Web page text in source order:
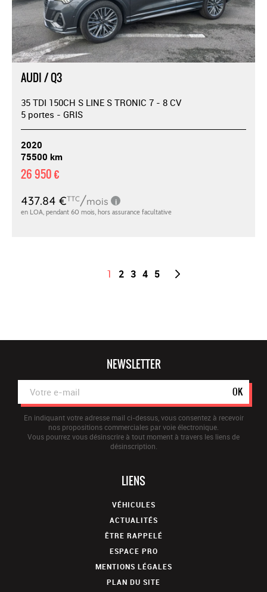
AUDI / Q3
35 TDI 150CH S LINE S TRONIC 7 - 8 CV
5 portes - GRIS
2020
75500 km
26 950 €
1 2 3 4 5
NEWSLETTER
OK
En indiquant votre adresse mail ci-dessus, vous consentez à recevoir
nos propositions commerciales par voie électronique.
Vous pourrez vous désinscrire à tout moment à travers les liens de
désinscription.
LIENS
VÉHICULES
ACTUALITÉS
ÊTRE RAPPELÉ
ESPACE PRO
MENTIONS LÉGALES
PLAN DU SITE